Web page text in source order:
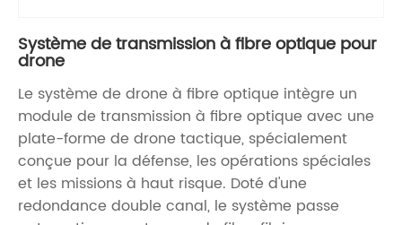
Système de transmission à fibre optique pour
drone
Le système de drone à fibre optique intègre un
module de transmission à fibre optique avec une
plate-forme de drone tactique, spécialement
conçue pour la défense, les opérations spéciales
et les missions à haut risque. Doté d'une
redondance double canal, le système passe